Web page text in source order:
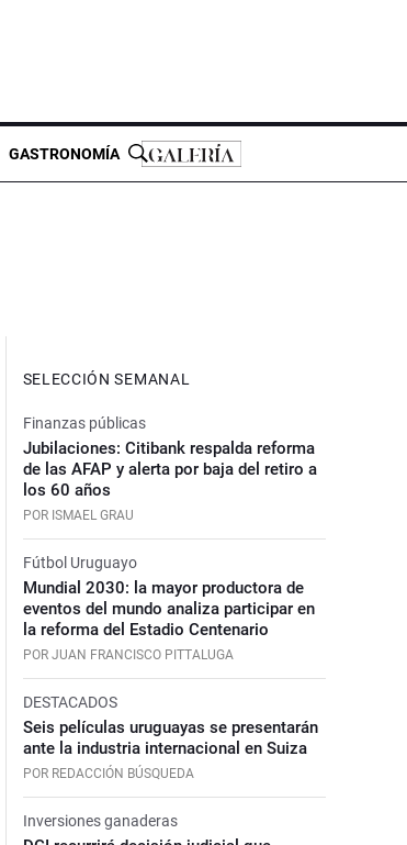
GASTRONOMÍA
SELECCIÓN SEMANAL
Finanzas públicas
Jubilaciones: Citibank respalda reforma
de las AFAP y alerta por baja del retiro a
los 60 años
POR ISMAEL GRAU
Fútbol Uruguayo
Mundial 2030: la mayor productora de
eventos del mundo analiza participar en
la reforma del Estadio Centenario
POR JUAN FRANCISCO PITTALUGA
DESTACADOS
Seis películas uruguayas se presentarán
ante la industria internacional en Suiza
POR REDACCIÓN BÚSQUEDA
Inversiones ganaderas